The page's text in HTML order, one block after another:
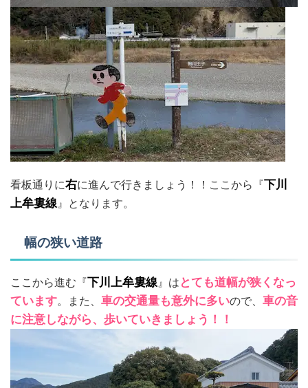
看板通りに右に進んで行きましょう！！ここから『下川
上牟婁線 』となります。
幅の狭い道路
ここから進む『下川上牟婁線 』は とても道幅が狭くなっ
ています。また、 車の交通量も意外に多いので、 車の音
に注意しながら、歩いていきましょう！！